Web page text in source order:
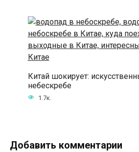
Китай шокирует:
небескребе
1.7к.
Добавить комментарии